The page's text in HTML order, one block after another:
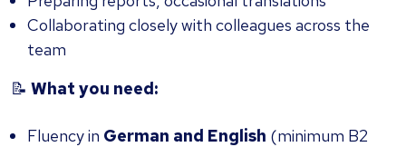
Collaborating closely with colleagues across the
team
📝 What you need:
Fluency in German and English (minimum B2